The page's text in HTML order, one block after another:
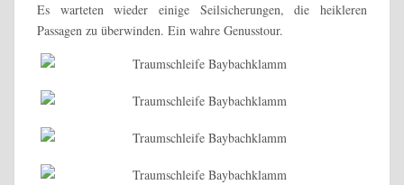
Es warteten wieder einige Seilsicherungen, die heikleren
Passagen zu überwinden. Ein wahre Genusstour.